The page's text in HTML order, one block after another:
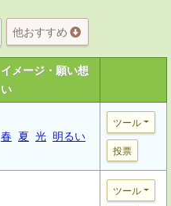
他おすすめ
イメージ・願い想
い
春 夏 光 明るい
ツール
投票
ツール